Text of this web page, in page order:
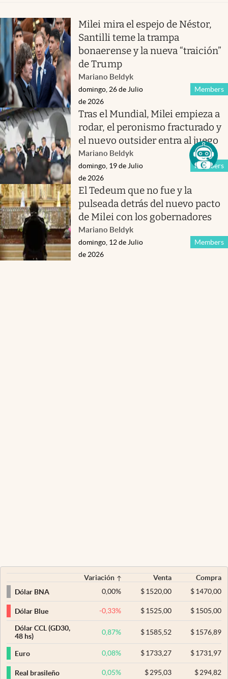
Milei mira el espejo de Néstor,
Santilli teme la trampa
bonaerense y la nueva “traición”
de Trump
Mariano Beldyk
Members
domingo, 26 de Julio
de 2026
Tras el Mundial, Milei empieza a
rodar, el peronismo fracturado y
el nuevo outsider entra al juego
Mariano Beldyk
Members
domingo, 19 de Julio
de 2026
El Tedeum que no fue y la
pulseada detrás del nuevo pacto
de Milei con los gobernadores
Mariano Beldyk
Members
domingo, 12 de Julio
de 2026
Variación Venta
Compra
Dólar BNA
0,00% $ 1520,00 $1470,00
Dólar Blue -0,33% $ 1525,00 $1505,00
Dólar CCL (GD30,
48 hs)
0,87% $ 1585,52 $1576,89
Euro 0,08% $ 1733,27 $1731,97
Real brasileño 0,05% $ 295,03 $294,82